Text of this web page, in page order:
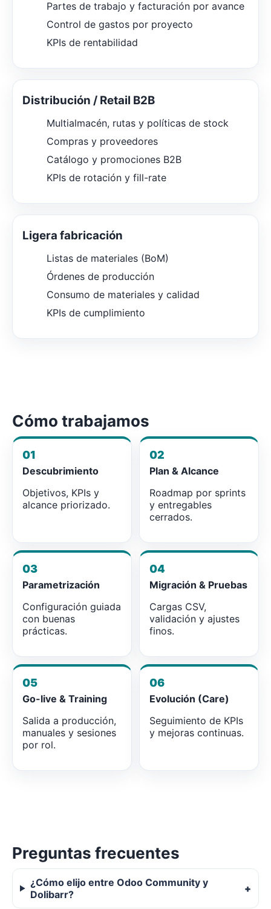
Partes de trabajo y facturación por avance
Control de gastos por proyecto
KPIs de rentabilidad
Distribución / Retail B2B
Multialmacén, rutas y políticas de stock
Compras y proveedores
Catálogo y promociones B2B
KPIs de rotación y fill-rate
Ligera fabricación
Listas de materiales (BoM)
Órdenes de producción
Consumo de materiales y calidad
KPIs de cumplimiento
Cómo trabajamos
01
Descubrimiento
Objetivos, KPIs y
alcance priorizado.
02
Plan & Alcance
Roadmap por sprints
y entregables
cerrados.
03
Parametrización
Configuración guiada
con buenas
prácticas.
04
Migración & Pruebas
Cargas CSV,
validación y ajustes
finos.
05
Go-live & Training
Salida a producción,
manuales y sesiones
por rol.
06
Evolución (Care)
Seguimiento de KPIs
y mejoras continuas.
Preguntas frecuentes
¿Cómo elijo entre Odoo Community y
Dolibarr?